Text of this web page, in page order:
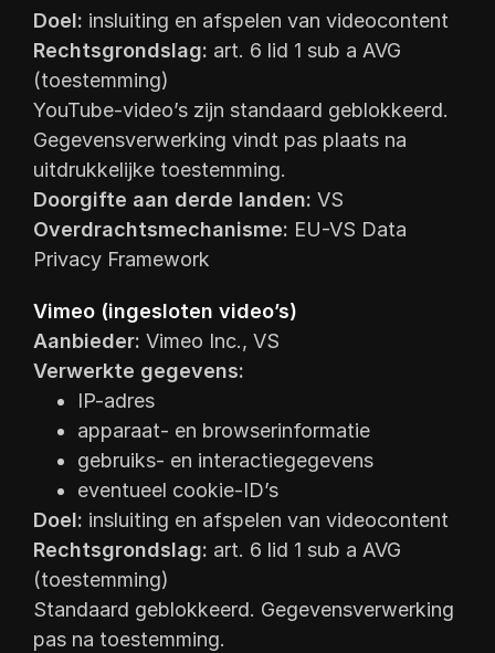
Doel: insluiting en afspelen van videocontent
Rechtsgrondslag: art. 6 lid 1 sub a AVG
(toestemming)
YouTube-video’s zijn standaard geblokkeerd.
Gegevensverwerking vindt pas plaats na
uitdrukkelijke toestemming.
Doorgifte aan derde landen: VS
Overdrachtsmechanisme: EU-VS Data
Privacy Framework
Vimeo (ingesloten video’s)
Aanbieder: Vimeo Inc., VS
Verwerkte gegevens:
IP-adres
apparaat- en browserinformatie
gebruiks- en interactiegegevens
eventueel cookie-ID’s
Doel: insluiting en afspelen van videocontent
Rechtsgrondslag: art. 6 lid 1 sub a AVG
(toestemming)
Standaard geblokkeerd. Gegevensverwerking
pas na toestemming.